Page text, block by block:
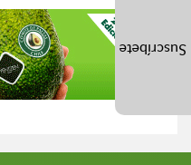
Suscríbete